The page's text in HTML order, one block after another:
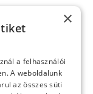
×
a felhasználói
A weboldalunk
az összes süti